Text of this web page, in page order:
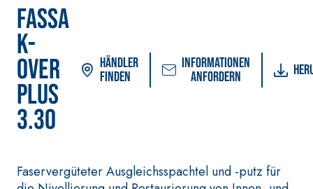
FASSA
K-
OVER
PLUS
3.30
Händler
finden
Informationen
anfordern
Faservergüteter Ausgleichsspachtel und -putz für
VERLEGESYSTEM FÜR
BODEN- UND
DICHTSTOFFE
wasserbasierter